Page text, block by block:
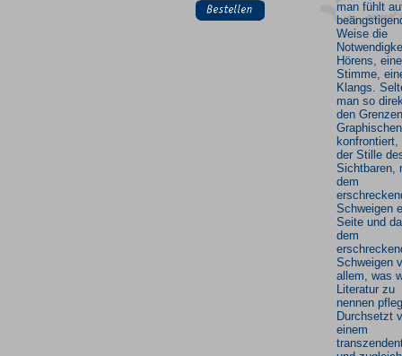
man fühlt
Weise die
Hörens,
Stimme,
Klangs.
man so
den
Graphischen
konfrontiert,
der Stille
Sichtbaren,
dem
Schweigen
Seite und
dem
Schweigen
allem, was
Literatur zu
nennen
Durchsetzt
einem